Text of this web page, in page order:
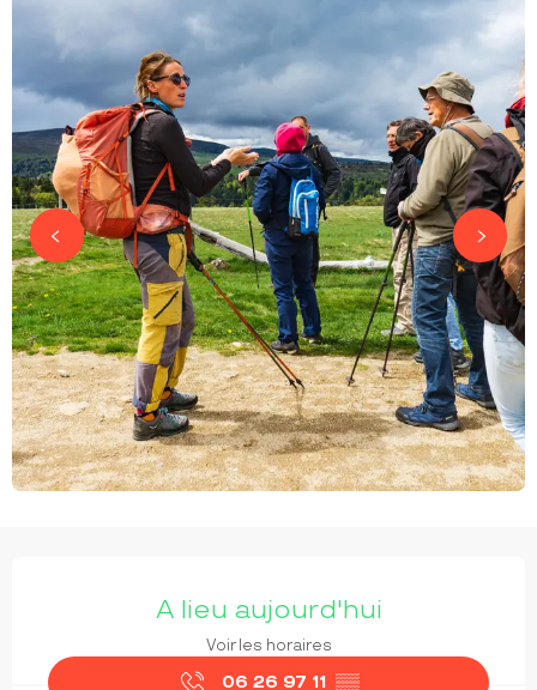
A lieu aujourd'hui
Voir les horaires
06 26 97 11 ▒▒